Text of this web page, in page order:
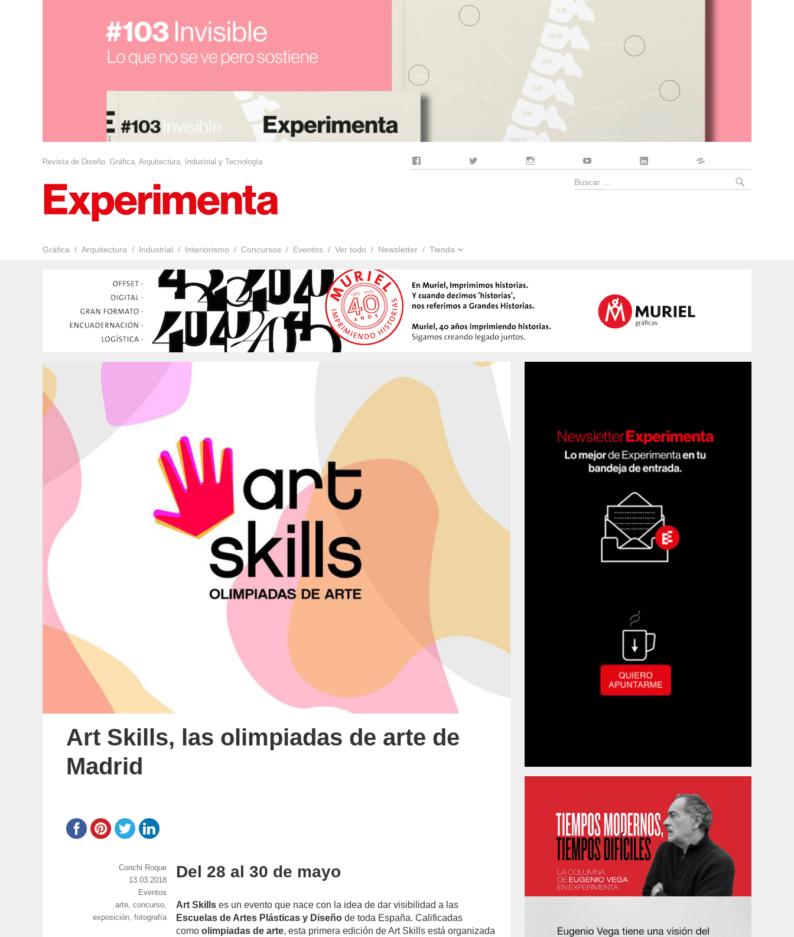
Revista de Diseño. Gráfica, Arquitectura, Industrial y Tecnología
Gráfica Arquitectura Industrial Interiorismo Concursos Eventos Ver todo Newsletter Tienda
Buscar
Art Skills, las olimpiadas de arte de
Madrid
Del 28 al 30 de mayo
Art Skills es un evento que nace con la idea de dar visibilidad a las
Escuelas de Artes Plásticas y Diseño de toda España. Calificadas
comoolimpiadas de arte, esta primera edición de Art Skills está organizada
https://www.experimenta.es/author/conchi-
roque/
Conchi Roque
Publicado
13.03.2018
Categorías
Eventos
Etiquetas
arte,concurso,
exposición,fotografía